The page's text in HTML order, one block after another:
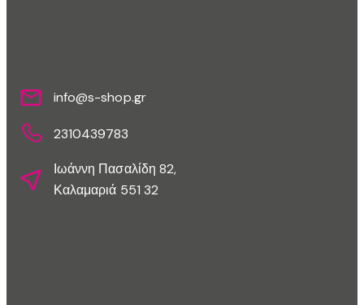
info@s-shop.gr
2310439783
Ιωάννη Πασαλίδη 82,
Καλαμαριά 551 32